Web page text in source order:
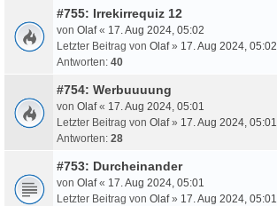
#755: Irrekirrequiz 12
von Olaf« 17. Aug 2024, 05:02
Letzter Beitrag von Olaf» 17. Aug 2024, 05:02
Antworten: 40
#754: Werbuuuung
von Olaf« 17. Aug 2024, 05:01
Letzter Beitrag von Olaf» 17. Aug 2024, 05:01
Antworten: 28
#753: Durcheinander
von Olaf« 17. Aug 2024, 05:01
Letzter Beitrag von Olaf» 17. Aug 2024, 05:01